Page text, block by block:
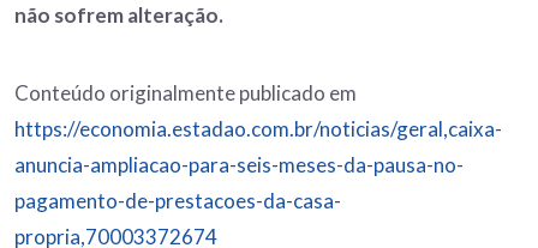
não sofrem alteração.
Conteúdo originalmente publicado em
https://economia.estadao.com.br/noticias/geral,caixa-
anuncia-ampliacao-para-seis-meses-da-pausa-no-
pagamento-de-prestacoes-da-casa-
propria,70003372674